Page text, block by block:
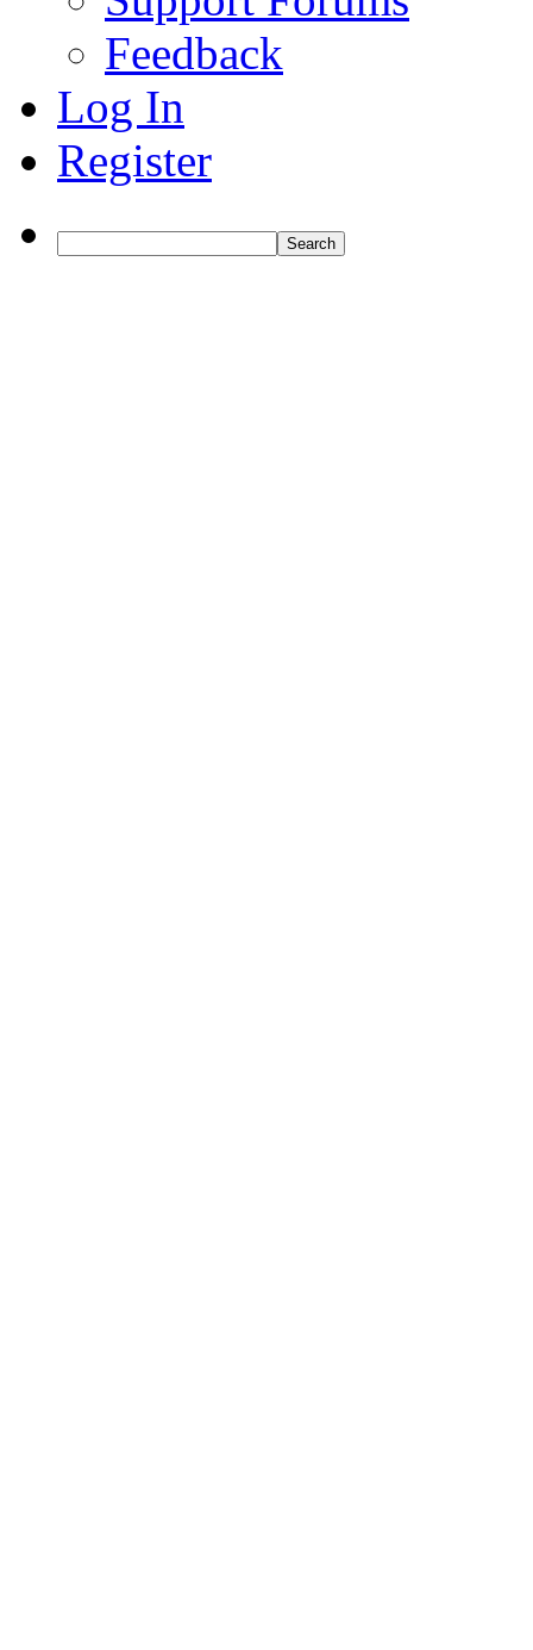
Feedback
Log In
Register
Search